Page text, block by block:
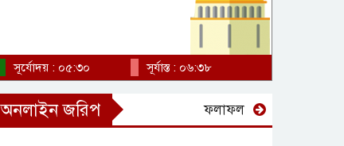
সূর্যোদয় : ০৫:৩০ সূর্যাস্ত : ০৬:৩৮
অনলাইন জরিপ ফলাফল